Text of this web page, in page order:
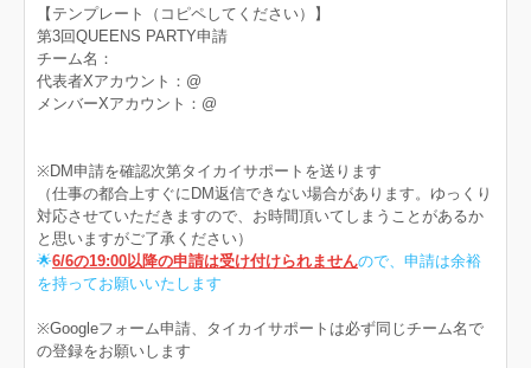
【テンプレート（コピペしてください）】
第3回QUEENS PARTY申請
チーム名：
代表者Xアカウント：@
メンバーXアカウント：@
※DM申請を確認次第タイカイサポートを送ります
（仕事の都合上すぐにDM返信できない場合があります。ゆっくり
対応させていただきますので、お時間頂いてしまうことがあるか
と思いますがご了承ください）
🌟6/6の19:00以降の申請は受け付けられませんので、申請は余裕
を持ってお願いいたします
※Googleフォーム申請、タイカイサポートは必ず同じチーム名で
の登録をお願いします